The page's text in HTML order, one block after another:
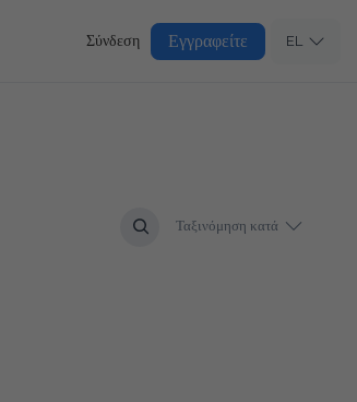
Σύνδεση Εγγραφείτε EL
Ταξινόμηση κατά